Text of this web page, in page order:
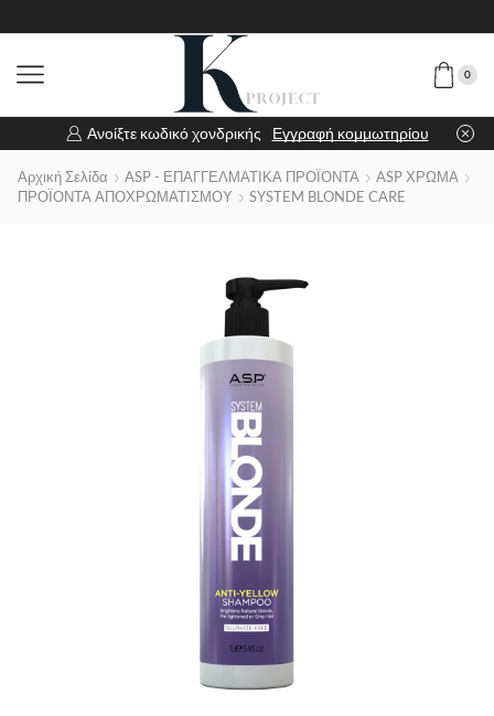
0
Ανοίξτε κωδικό χονδρικής Εγγραφή κομμωτηρίου
Αρχική Σελίδα ASP - ΕΠΑΓΓΕΛΜΑΤΙΚΑ ΠΡΟΪΟΝΤΑ
ASP ΧΡΩΜΑ
ΠΡΟΪΟΝΤΑ ΑΠΟΧΡΩΜΑΤΙΣΜΟΥ
SYSTEM BLONDE CARE